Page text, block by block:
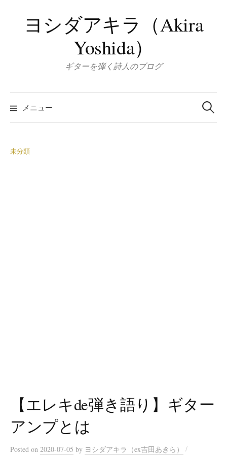
ヨシダアキラ（Akira
Yoshida）
ギターを弾く詩人のブログ
メニュー
検
索:
未分類
【エレキde弾き語り】ギター
アンプとは
Posted on 2020-07-05 by ヨシダアキラ（ex吉田あきら）
/